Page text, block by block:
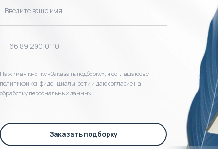
Нажимая кнопку «Заказать подборку», я соглашаюсь с
политикой конфиденциальности и даю согласие на
обработку персональных данных
Заказать подборку